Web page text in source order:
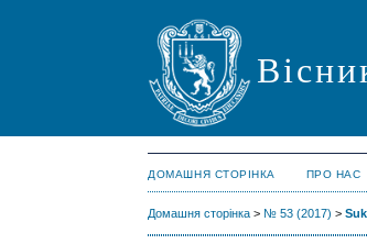
ДОМАШНЯ СТОРІНКА ПРО НАС
Домашня сторінка > № 53 (2017) >